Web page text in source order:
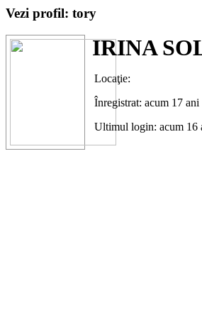
Vezi profil: tory
IRINA
Locaţie:
Înregistrat: acum 17 ani
Ultimul login: acum 16